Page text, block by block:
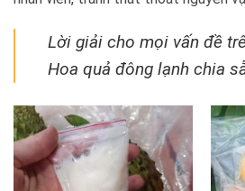
Lời giải cho mọi vấn đề
Hoa quả đông lạnh chia